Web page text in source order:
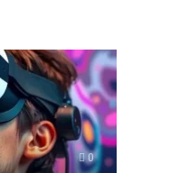
0